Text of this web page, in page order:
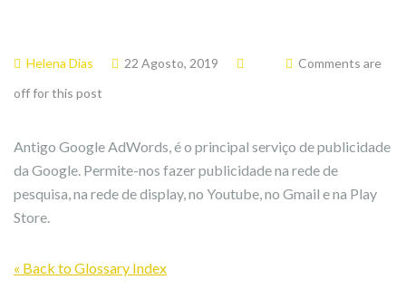
Helena Dias 22 Agosto, 2019
Comments are
off for this post
Antigo Google AdWords, é o principal serviço de publicidade
da Google. Permite-nos fazer publicidade na rede de
pesquisa, na rede de display, no Youtube, no Gmail e na Play
Store.
« Back to Glossary Index